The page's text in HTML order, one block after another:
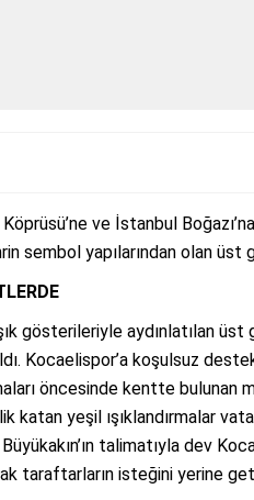
ve İstanbul
sembol yapılarından olan
gösterileriyle aydınlatılan
Kocaelispor’a koşulsuz
öncesinde kentte bulunan
katan yeşil ışıklandırmalar
talimatıyla dev
taraftarların isteğini yerine